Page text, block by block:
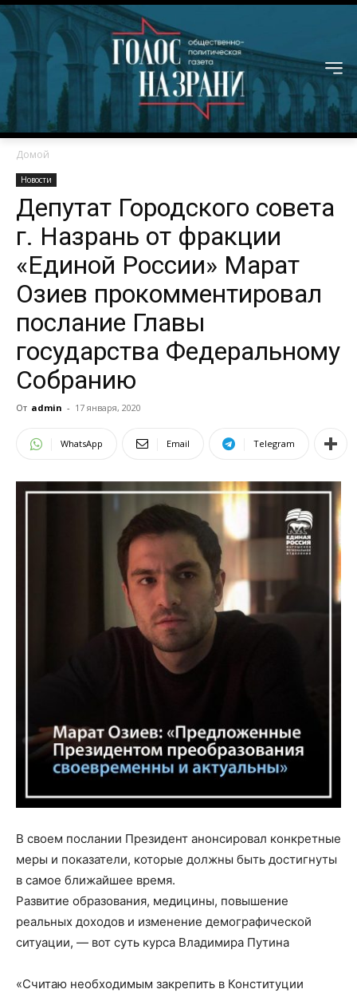
Домой
Новости
Депутат Городского совета
г. Назрань от фракции
«Единой России» Марат
Озиев прокомментировал
послание Главы
государства Федеральному
Собранию
От admin - 17 января, 2020
WhatsApp Email Telegram
В своем послании Президент анонсировал конкретные
меры и показатели, которые должны быть достигнуты
в самое ближайшее время.⠀
Развитие образования, медицины, повышение
реальных доходов и изменение демографической
ситуации, — вот суть курса Владимира Путина⠀
«Считаю необходимым закрепить в Конституции